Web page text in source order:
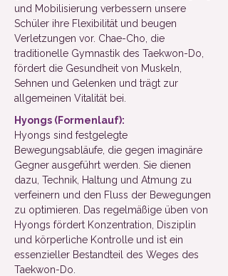
und Mobilisierung verbessern unsere
Schüler ihre Flexibilität und beugen
Verletzungen vor. Chae-Cho, die
traditionelle Gymnastik des Taekwon-Do,
fördert die Gesundheit von Muskeln,
Sehnen und Gelenken und trägt zur
allgemeinen Vitalität bei.
Hyongs (Formenlauf):
Hyongs sind festgelegte
Bewegungsabläufe, die gegen imaginäre
Gegner ausgeführt werden. Sie dienen
dazu, Technik, Haltung und Atmung zu
verfeinern und den Fluss der Bewegungen
zu optimieren. Das regelmäßige üben von
Hyongs fördert Konzentration, Disziplin
und körperliche Kontrolle und ist ein
essenzieller Bestandteil des Weges des
Taekwon-Do.